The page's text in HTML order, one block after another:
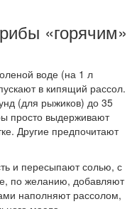
«горячим»
воде (на 1 л
в кипящий рассол.
(для рыжиков) до 35
просто выдерживают
Другие предпочитают
и пересыпают солью, с
по желанию, добавляют
наполняют рассолом,